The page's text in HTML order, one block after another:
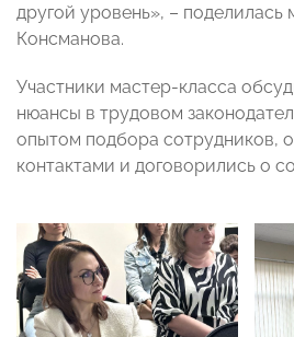
другой уровень», –
Консманова.
Участники мастер-класса
нюансы в трудовом
опытом подбора сотрудников,
контактами и договорились о